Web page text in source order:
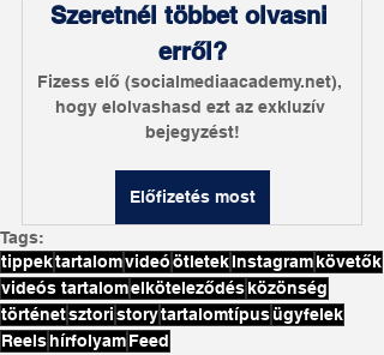
Szeretnél többet olvasni
erről?
Fizess elő (socialmediaacademy.net),
hogy elolvashasd ezt az exkluzív
bejegyzést!
Előfizetés most
Tags:
tippektartalomvideóötletekInstagramkövetők
videós tartalomelköteleződésközönség
történetsztoristorytartalomtípusügyfelek
ReelshírfolyamFeed